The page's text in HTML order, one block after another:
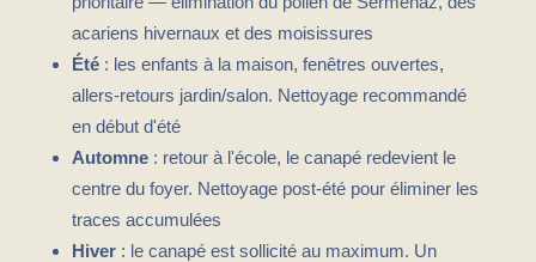
acariens hivernaux et des moisissures
Été: les enfants à la maison, fenêtres ouvertes,
allers-retours jardin/salon. Nettoyage recommandé
en début d'été
Automne: retour à l'école, le canapé redevient le
centre du foyer. Nettoyage post-été pour éliminer les
traces accumulées
Hiver: le canapé est sollicité au maximum. Un